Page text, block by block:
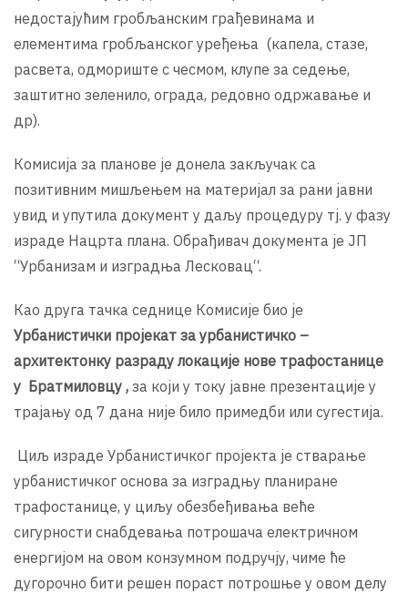
недостајућим гробљанским грађевинама и
елементима гробљанског уређења (капела, стазе,
расвета, одмориште с чесмом, клупе за седење,
заштитно зеленило, ограда, редовно одржавање и
др).
Комисија за планове је донела закључак са
позитивним мишљењем на материјал за рани јавни
увид и упутила документ у даљу процедуру тј. у фазу
израде Нацрта плана. Обрађивач документа је ЈП
“Урбанизам и изградња Лесковац“.
Као друга тачка седнице Комисије био је
Урбанистички пројекат за урбанистичко –
архитектонку разраду локације нове трафостанице
у Братмиловцу , за који у току јавне презентације у
трајању од 7 дана није било примедби или сугестија.
Циљ израде Урбанистичког пројекта је стварање
урбанистичког основа за изградњу планиране
трафостанице, у циљу обезбеђивања веће
сигурности снабдевања потрошача електричном
енергијом на овом конзумном подручју, чиме ће
дугорочно бити решен пораст потрошње у овом делу